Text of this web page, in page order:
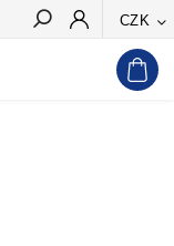
CZK
Hledat